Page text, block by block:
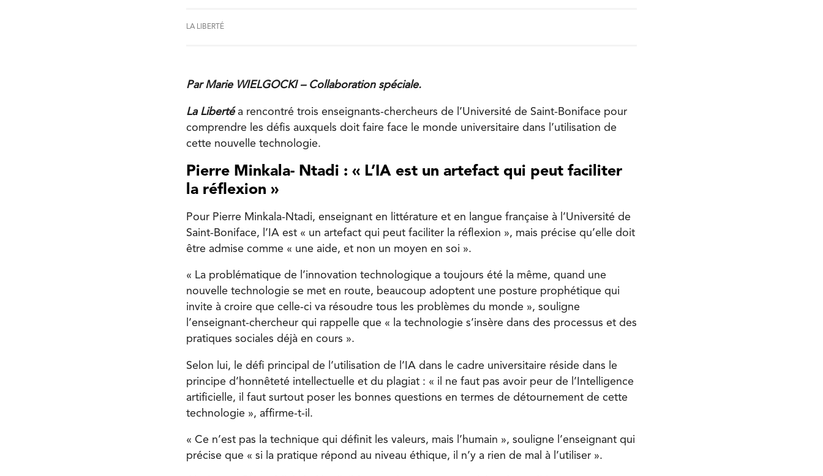
LA LIBERTÉ
Par Marie WIELGOCKI – Collaboration spéciale.
La Libertéa rencontré trois enseignants-chercheurs de l’Université de Saint-Boniface pour
comprendre les défis auxquels doit faire face le monde universitaire dans l’utilisation de
cette nouvelle technologie.
Pierre Minkala- Ntadi : « L’IA est un artefact qui peut faciliter
la réflexion »
Pour Pierre Minkala-Ntadi, enseignant en littérature et en langue française à l’Université de
Saint-Boniface, l’IA est « un artefact qui peut faciliter la réflexion », mais précise qu’elle doit
être admise comme « une aide, et non un moyen en soi ».
« La problématique de l’innovation technologique a toujours été la même, quand une
nouvelle technologie se met en route, beaucoup adoptent une posture prophétique qui
invite à croire que celle-ci va résoudre tous les problèmes du monde », souligne
l’enseignant-chercheur qui rappelle que « la technologie s’insère dans des processus et des
pratiques sociales déjà en cours ».
Selon lui, le défi principal de l’utilisation de l’IA dans le cadre universitaire réside dans le
principe d’honnêteté intellectuelle et du plagiat : « il ne faut pas avoir peur de l’Intelligence
artificielle, il faut surtout poser les bonnes questions en termes de détournement de cette
technologie », affirme-t-il.
« Ce n’est pas la technique qui définit les valeurs, mais l’humain », souligne l’enseignant qui
précise que « si la pratique répond au niveau éthique, il n’y a rien de mal à l’utiliser ».